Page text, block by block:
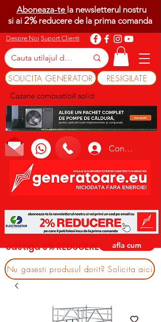
Despre Noi Suport Clienti
SOLICITA GENERATOR RESIGILATE
Cazane combustibil solid
Conectează-te
Aboneaza-te la newsletterul nostru
si ai 2%reducere de la prima comanda
castiga 3% REDUCERE afla cum
Nu gasesti produsul dorit? Solicita aici